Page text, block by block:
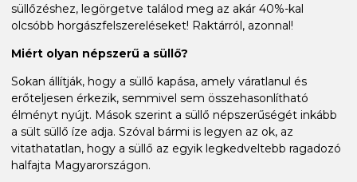
süllőzéshez, legörgetve találod meg az akár 40%-kal
olcsóbb horgászfelszereléseket! Raktárról, azonnal!
Miért olyan népszerű a süllő?
Sokan állítják, hogy a süllő kapása, amely váratlanul és
erőteljesen érkezik, semmivel sem összehasonlítható
élményt nyújt. Mások szerint a süllő népszerűségét inkább
a sült süllő íze adja. Szóval bármi is legyen az ok, az
vitathatatlan, hogy a süllő az egyik legkedveltebb ragadozó
halfajta Magyarországon.